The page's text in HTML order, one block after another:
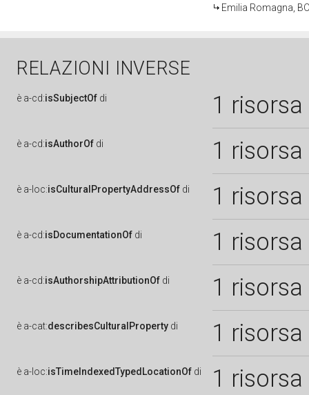
Emilia Romagna,
RELAZIONI INVERSE
è a-cd:isSubjectOf di 1 risorsa
è a-cd:isAuthorOf di 1 risorsa
è a-loc:isCulturalPropertyAddressOf di 1 risorsa
è a-cd:isDocumentationOf di 1 risorsa
è a-cd:isAuthorshipAttributionOf di 1 risorsa
è a-cat:describesCulturalProperty di 1 risorsa
è a-loc:isTimeIndexedTypedLocationOf di 1 risorsa